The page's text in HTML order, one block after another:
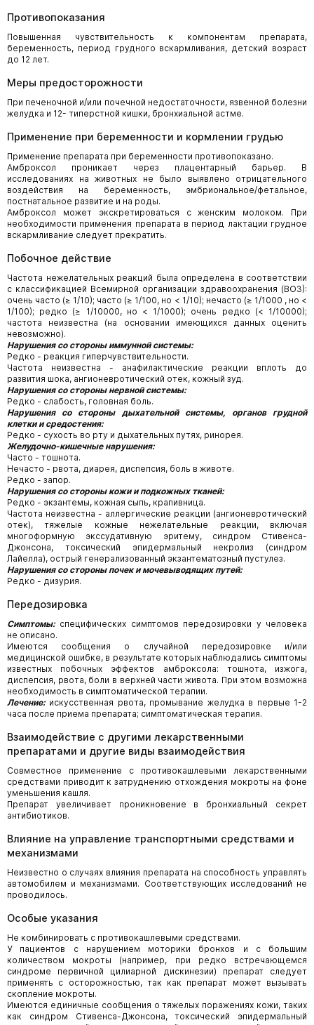
Противопоказания
Повышенная чувствительность к компонентам препарата,
беременность, период грудного вскармливания, детский возраст
до 12 лет.
Меры предосторожности
При печеночной и/или почечной недостаточности, язвенной болезни
желудка и 12- типерстной кишки, бронхиальной астме.
Применение при беременности и кормлении грудью
Применение препарата при беременности противопоказано.
Амброксол проникает через плацентарный барьер. В
исследованиях на животных не было выявлено отрицательного
воздействия на беременность, эмбриональное/фетальное,
постнатальное развитие и на роды.
Амброксол может экскретироваться с женским молоком. При
необходимости применения препарата в период лактации грудное
вскармливание следует прекратить.
Побочное действие
Частота нежелательных реакций была определена в соответствии
с классификацией Всемирной организации здравоохранения (ВОЗ):
очень часто (≥ 1/10); часто (≥ 1/100, но < 1/10); нечасто (≥ 1/1000 , но <
1/100); редко (≥ 1/10000, но < 1/1000); очень редко (< 1/10000);
частота неизвестна (на основании имеющихся данных оценить
невозможно).
Нарушения со стороны иммунной системы:
Редко - реакция гиперчувствительности.
Частота неизвестна - анафилактические реакции вплоть до
развития шока, ангионевротический отек, кожный зуд.
Нарушения со стороны нервной системы:
Редко - слабость, головная боль.
Нарушения со стороны дыхательной системы, органов грудной
клетки и средостения:
Редко - сухость во рту и дыхательных путях, ринорея.
Желудочно-кишечные нарушения:
Часто - тошнота.
Нечасто - рвота, диарея, диспепсия, боль в животе.
Редко - запор.
Нарушения со стороны кожи и подкожных тканей:
Редко - экзантемы, кожная сыпь, крапивница.
Частота неизвестна - аллергические реакции (ангионевротический
отек), тяжелые кожные нежелательные реакции, включая
многоформную экссудативную эритему, синдром Стивенса-
Джонсона, токсический эпидермальный некролиз (синдром
Лайелла), острый генерализованный экзантематозный пустулез.
Нарушения со стороны почек и мочевыводящих путей:
Редко - дизурия.
Передозировка
Симптомы:специфических симптомов передозировки у человека
не описано.
Имеются сообщения о случайной передозировке и/или
медицинской ошибке, в результате которых наблюдались симптомы
известных побочных эффектов амброксола: тошнота, изжога,
диспепсия, рвота, боли в верхней части живота. При этом возможна
необходимость в симптоматической терапии.
Лечение:искусственная рвота, промывание желудка в первые 1-2
часа после приема препарата; симптоматическая терапия.
Взаимодействие с другими лекарственными
препаратами и другие виды взаимодействия
Совместное применение с противокашлевыми лекарственными
средствами приводит к затруднению отхождения мокроты на фоне
уменьшения кашля.
Препарат увеличивает проникновение в бронхиальный секрет
антибиотиков.
Влияние на управление транспортными средствами и
механизмами
Неизвестно о случаях влияния препарата на способность управлять
автомобилем и механизмами. Соответствующих исследований не
проводилось.
Особые указания
Не комбинировать с противокашлевыми средствами.
У пациентов с нарушением моторики бронхов и с большим
количеством мокроты (например, при редко встречающемся
синдроме первичной цилиарной дискинезии) препарат следует
применять с осторожностью, так как препарат может вызывать
скопление мокроты.
Имеются единичные сообщения о тяжелых поражениях кожи, таких
как синдром Стивенса-Джонсона, токсический эпидермальный